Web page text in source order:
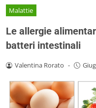
Malattie
Le allergie
batteri intestinali
Valentina Rorato -